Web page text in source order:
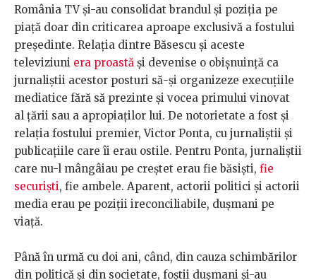
România TV și-au consolidat brandul și poziția pe
piață doar din criticarea aproape exclusivă a fostului
președinte. Relația dintre Băsescu și aceste
televiziuni era proastă și devenise o obișnuință ca
jurnaliștii acestor posturi să-și organizeze execuțiile
mediatice fără să prezinte și vocea primului vinovat
al țării sau a apropiaților lui. De notorietate a fost și
relația fostului premier, Victor Ponta, cu jurnaliștii și
publicațiile care îi erau ostile. Pentru Ponta, jurnaliștii
care nu-l mângâiau pe creștet erau fie băsiști, fie
securiști, fie ambele. Aparent, actorii politici și actorii
media erau pe poziții ireconciliabile, dușmani pe
viață.
Până în urmă cu doi ani, când, din cauza schimbărilor
din politică și din societate, foștii dușmani și-au